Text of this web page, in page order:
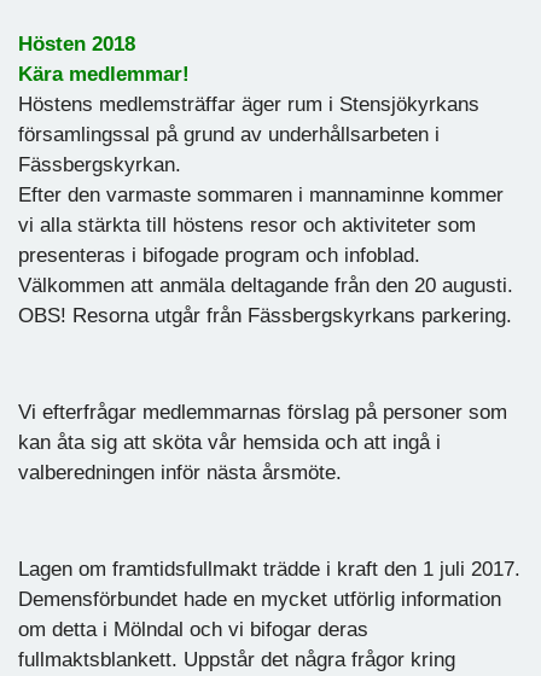
Hösten 2018
Kära medlemmar!
Höstens medlemsträffar äger rum i Stensjökyrkans
församlingssal på grund av underhållsarbeten i
Fässbergskyrkan.
Efter den varmaste sommaren i mannaminne kommer
vi alla stärkta till höstens resor och aktiviteter som
presenteras i bifogade program och infoblad.
Välkommen att anmäla deltagande från den 20 augusti.
OBS! Resorna utgår från Fässbergskyrkans parkering.
Vi efterfrågar medlemmarnas förslag på personer som
kan åta sig att sköta vår hemsida och att ingå i
valberedningen inför nästa årsmöte.
Lagen om framtidsfullmakt trädde i kraft den 1 juli 2017.
Demensförbundet hade en mycket utförlig information
om detta i Mölndal och vi bifogar deras
fullmaktsblankett. Uppstår det några frågor kring